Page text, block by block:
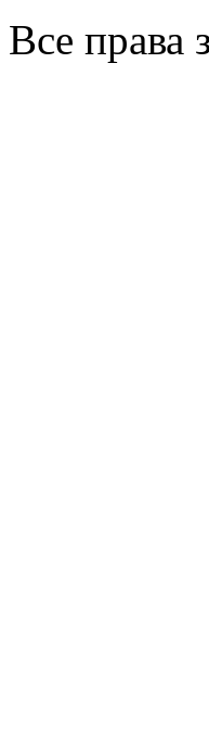
Все